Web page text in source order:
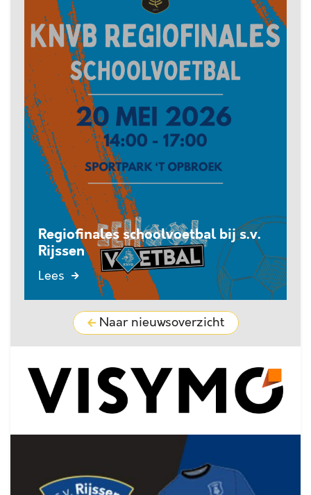
Regiofinales schoolvoetbal bij s.v.
Rijssen
Lees
Naar nieuwsoverzicht